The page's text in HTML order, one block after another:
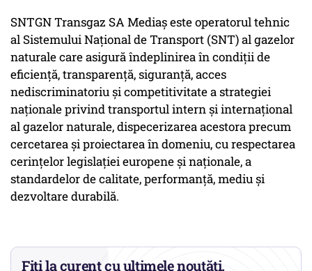
SNTGN Transgaz SA Mediaş este operatorul tehnic
al Sistemului Naţional de Transport (SNT) al gazelor
naturale care asigură îndeplinirea în condiții de
eficiență, transparență, siguranță, acces
nediscriminatoriu și competitivitate a strategiei
naționale privind transportul intern și internațional
al gazelor naturale, dispecerizarea acestora precum
cercetarea și proiectarea în domeniu, cu respectarea
cerințelor legislației europene și naționale, a
standardelor de calitate, performanță, mediu și
dezvoltare durabilă.
Fiți la curent cu ultimele noutăți.